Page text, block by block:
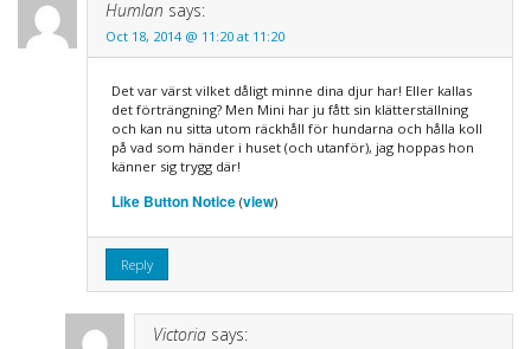
Humlan says:
Oct 18, 2014 @ 11:20 at 11:20
Det var värst vilket dåligt minne dina djur har! Eller kallas
det förträngning? Men Mini har ju fått sin klätterställning
och kan nu sitta utom räckhåll för hundarna och hålla koll
på vad som händer i huset (och utanför), jag hoppas hon
känner sig trygg där!
Like Button Notice(view)
Reply
Victoria says: